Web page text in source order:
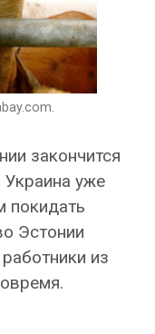
закончится
уже
покидать
Эстонии
из